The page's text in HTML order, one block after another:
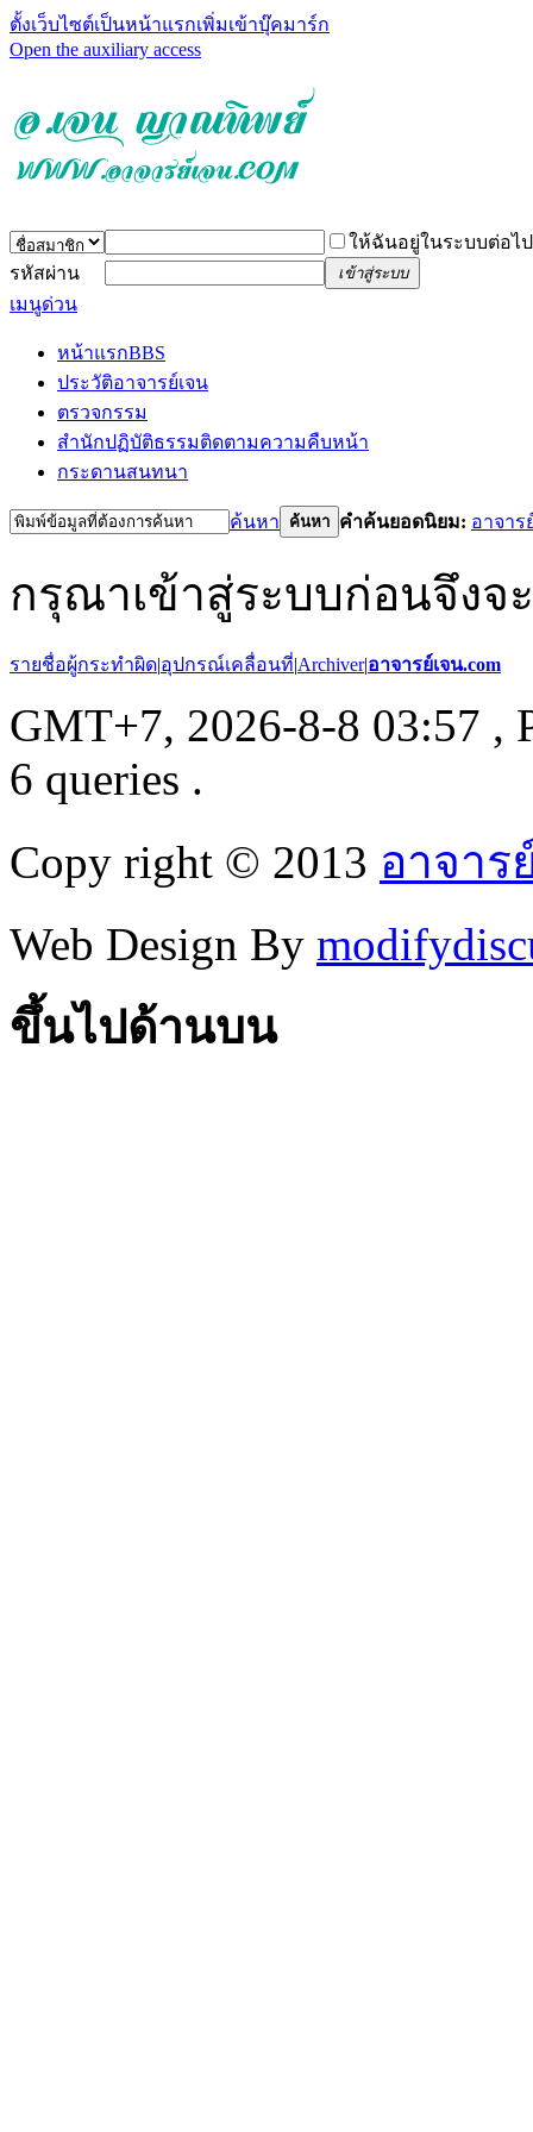
ตั้งเว็บไซต์เป็นหน้าแรกเพิ่มเข้าบุ๊คมาร์ก
Open the auxiliary access
ให้ฉันอยู่ในระบบต่อไป
รหัสผ่าน
เข้าสู่ระบบ
เมนูด่วน
หน้าแรกBBS
ประวัติอาจารย์เจน
ตรวจกรรม
สำนักปฏิบัติธรรมติดตามความคืบหน้า
กระดานสนทนา
ค้นหา ค้นหา คำค้นยอดนิยม: อาจาร
กรุณาเข้าสู่ระบบก่อนจึงจ
รายชื่อผู้กระทำผิด|อุปกรณ์เคลื่อนที่|Archiver|อาจารย์เจน.com
GMT+7, 2026-8-8 03:57 ,
6 queries .
Copy right © 2013 อาจาร
Web Design By
ขึ้นไปด้านบน